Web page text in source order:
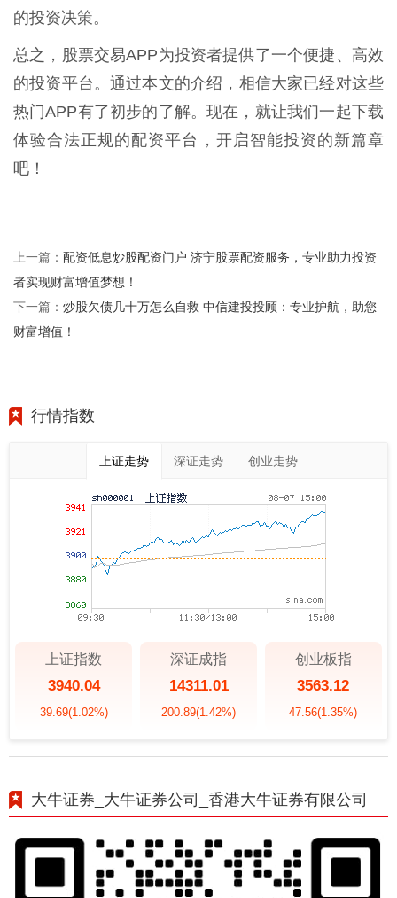
的投资决策。
总之，股票交易APP为投资者提供了一个便捷、高效
的投资平台。通过本文的介绍，相信大家已经对这些
热门APP有了初步的了解。现在，就让我们一起下载
体验合法正规的配资平台，开启智能投资的新篇章
吧！
上一篇： 配资低息炒股配资门户 济宁股票配资服务，专业助力投资
者实现财富增值梦想！
下一篇： 炒股欠债几十万怎么自救 中信建投投顾：专业护航，助您
财富增值！
行情指数
上证走势 深证走势 创业走势
上证指数
3940.04
39.69(1.02%)
深证成指
14311.01
200.89(1.42%)
创业板指
3563.12
47.56(1.35%)
大牛证券_大牛证券公司_香港大牛证券有限公司